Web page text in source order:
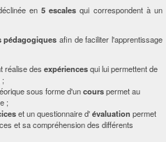
en5 escalesqui correspondent à un
pédagogiques afin de faciliter l'apprentissage
réalise des expériencesqui lui permettent de
;
sous forme d'uncourspermet au
;
et un questionnaire d'évaluation permet
et sa compréhension des différents